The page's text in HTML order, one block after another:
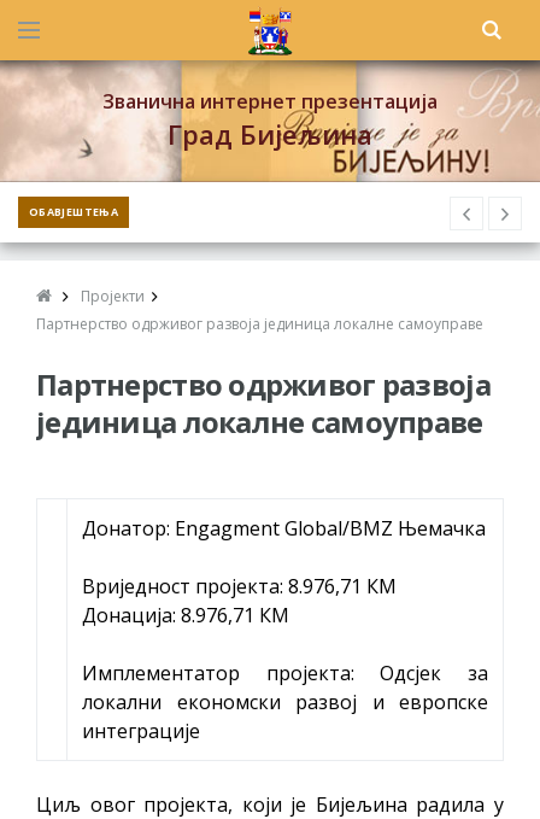
Званична интернет презентација
Град Бијељина
ОБАВЈЕШТЕЊА
Пројекти
Партнерство одрживог развоја јединица локалне самоуправе
Партнерство одрживог развоја
јединица локалне самоуправе
Донатор: Engagment Global/BMZ Њемачка
Вриједност пројекта: 8.976,71 КМ
Донација: 8.976,71 КМ
Имплементатор пројекта: Одсјек за
локални економски развој и европске
интеграције
Циљ овог пројекта, који је Бијељина радила у